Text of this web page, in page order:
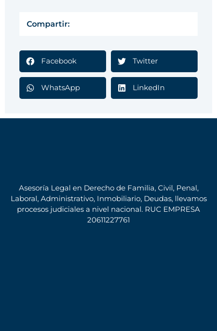
Compartir:
Facebook Twitter
WhatsApp LinkedIn
Asesoría Legal en Derecho de Familia, Civil, Penal,
Laboral, Administrativo, Inmobiliario, Deudas, llevamos
procesos judiciales a nivel nacional. RUC EMPRESA
20611227761